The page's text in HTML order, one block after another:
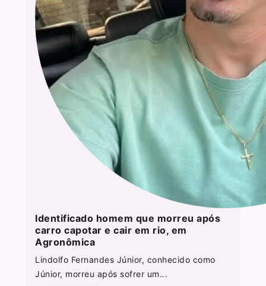
Identificado homem que morreu após
carro capotar e cair em rio, em
Agronômica
Lindolfo Fernandes Júnior, conhecido como
Júnior, morreu após sofrer um...